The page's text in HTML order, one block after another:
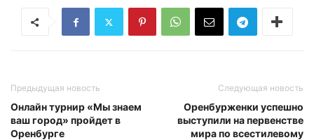
Предыдущая новость
Онлайн турнир «Мы знаем
ваш город» пройдет в
Оренбурге
Следующая новость
Оренбурженки успешно
выступили на первенстве
мира по всестилевому